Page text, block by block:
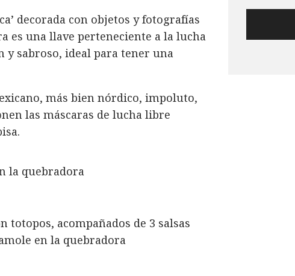
decorada con objetos y fotografías
es una llave perteneciente a la lucha
y sabroso, ideal para tener una
más bien nórdico, impoluto,
las máscaras de lucha libre